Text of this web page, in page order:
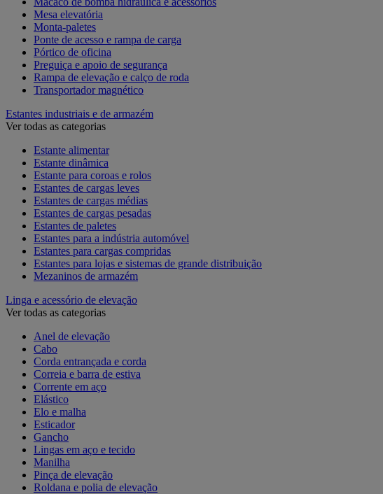
Mesa elevatória
Monta-paletes
Ponte de acesso e rampa de carga
Pórtico de oficina
Preguiça e apoio de segurança
Rampa de elevação e calço de roda
Transportador magnético
Estantes industriais e de armazém
Ver todas as categorias
Estante alimentar
Estante dinâmica
Estante para coroas e rolos
Estantes de cargas leves
Estantes de cargas médias
Estantes de cargas pesadas
Estantes de paletes
Estantes para a indústria automóvel
Estantes para cargas compridas
Estantes para lojas e sistemas de grande distribuição
Mezaninos de armazém
Linga e acessório de elevação
Ver todas as categorias
Anel de elevação
Cabo
Corda entrançada e corda
Correia e barra de estiva
Corrente em aço
Elástico
Elo e malha
Esticador
Gancho
Lingas em aço e tecido
Manilha
Pinça de elevação
Roldana e polia de elevação